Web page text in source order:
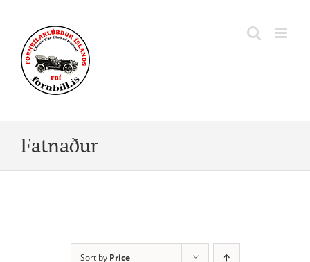
content
Fatnaður
Sort by Price